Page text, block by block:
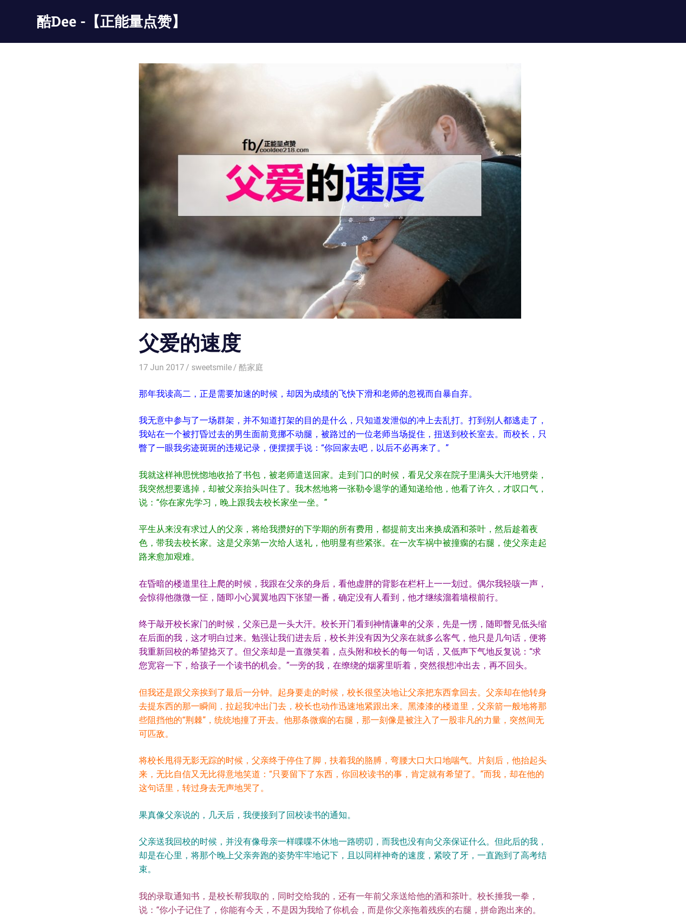
酷Dee -【正能量点赞】
父爱的速度
17 Jun 2017 sweetsmile 酷家庭
那年我读高二，正是需要加速的时候，却因为成绩的飞快下滑和老师的忽视而自暴自弃。
我无意中参与了一场群架，并不知道打架的目的是什么，只知道发泄似的冲上去乱打。打到别人都逃走了，
我站在一个被打昏过去的男生面前竟挪不动腿，被路过的一位老师当场捉住，扭送到校长室去。而校长，只
瞥了一眼我劣迹斑斑的违规记录，便摆摆手说：“你回家去吧，以后不必再来了。”
我就这样神思恍惚地收拾了书包，被老师遣送回家。走到门口的时候，看见父亲在院子里满头大汗地劈柴，
我突然想要逃掉，却被父亲抬头叫住了。我木然地将一张勒令退学的通知递给他，他看了许久，才叹口气，
说：“你在家先学习，晚上跟我去校长家坐一坐。”
平生从来没有求过人的父亲，将给我攒好的下学期的所有费用，都提前支出来换成酒和茶叶，然后趁着夜
色，带我去校长家。这是父亲第一次给人送礼，他明显有些紧张。在一次车祸中被撞瘸的右腿，使父亲走起
路来愈加艰难。
在昏暗的楼道里往上爬的时候，我跟在父亲的身后，看他虚胖的背影在栏杆上一一划过。偶尔我轻咳一声，
会惊得他微微一怔，随即小心翼翼地四下张望一番，确定没有人看到，他才继续溜着墙根前行。
终于敲开校长家门的时候，父亲已是一头大汗。校长开门看到神情谦卑的父亲，先是一愣，随即瞥见低头缩
在后面的我，这才明白过来。勉强让我们进去后，校长并没有因为父亲在就多么客气，他只是几句话，便将
我重新回校的希望捻灭了。但父亲却是一直微笑着，点头附和校长的每一句话，又低声下气地反复说：“求
您宽容一下，给孩子一个读书的机会。”一旁的我，在缭绕的烟雾里听着，突然很想冲出去，再不回头。
但我还是跟父亲挨到了最后一分钟。起身要走的时候，校长很坚决地让父亲把东西拿回去。父亲却在他转身
去提东西的那一瞬间，拉起我冲出门去，校长也动作迅速地紧跟出来。黑漆漆的楼道里，父亲箭一般地将那
些阻挡他的“荆棘”，统统地撞了开去。他那条微瘸的右腿，那一刻像是被注入了一股非凡的力量，突然间无
可匹敌。
将校长甩得无影无踪的时候，父亲终于停住了脚，扶着我的胳膊，弯腰大口大口地喘气。片刻后，他抬起头
来，无比自信又无比得意地笑道：“只要留下了东西，你回校读书的事，肯定就有希望了。”而我，却在他的
这句话里，转过身去无声地哭了。
果真像父亲说的，几天后，我便接到了回校读书的通知。
父亲送我回校的时候，并没有像母亲一样喋喋不休地一路唠叨，而我也没有向父亲保证什么。但此后的我，
却是在心里，将那个晚上父亲奔跑的姿势牢牢地记下，且以同样神奇的速度，紧咬了牙，一直跑到了高考结
束。
我的录取通知书，是校长帮我取的，同时交给我的，还有一年前父亲送给他的酒和茶叶。校长捶我一拳，
说：“你小子记住了，你能有今天，不是因为我给了你机会，而是你父亲拖着残疾的右腿，拼命跑出来的。